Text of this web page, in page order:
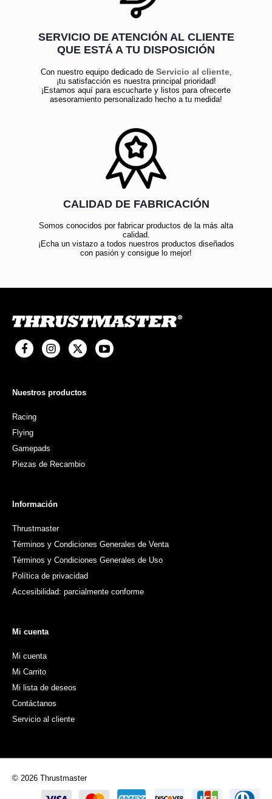
SERVICIO DE ATENCIÓN AL CLIENTE
QUE ESTÁ A TU DISPOSICIÓN
Con nuestro equipo dedicado de Servicio al cliente,
¡tu satisfacción es nuestra principal prioridad!
¡Estamos aquí para escucharte y listos para ofrecerte
asesoramiento personalizado hecho a tu medida!
CALIDAD DE FABRICACIÓN
Somos conocidos por fabricar productos de la más alta
calidad.
¡Echa un vistazo a todos nuestros productos diseñados
con pasión y consigue lo mejor!
Nuestros productos
Racing
Flying
Gamepads
Piezas de Recambio
Información
Thrustmaster
Términos y Condiciones Generales de Venta
Términos y Condiciones Generales de Uso
Política de privacidad
Accesibilidad: parcialmente conforme
Mi cuenta
Mi cuenta
Mi Carrito
Mi lista de deseos
Contáctanos
Servicio al cliente
© 2026 Thrustmaster